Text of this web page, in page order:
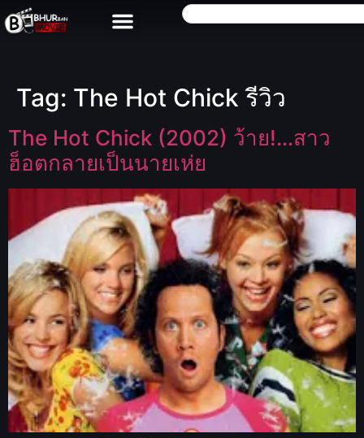
Tag: The Hot Chick รีวิว
The Hot Chick (2002) ว้าย!…สาว
ฮ็อตกลายเป็นนายเห่ย